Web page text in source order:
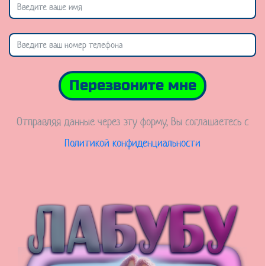
Перезвоните мне
Отправляя данные через эту форму, Вы соглашаетесь с
Политикой конфиденциальности